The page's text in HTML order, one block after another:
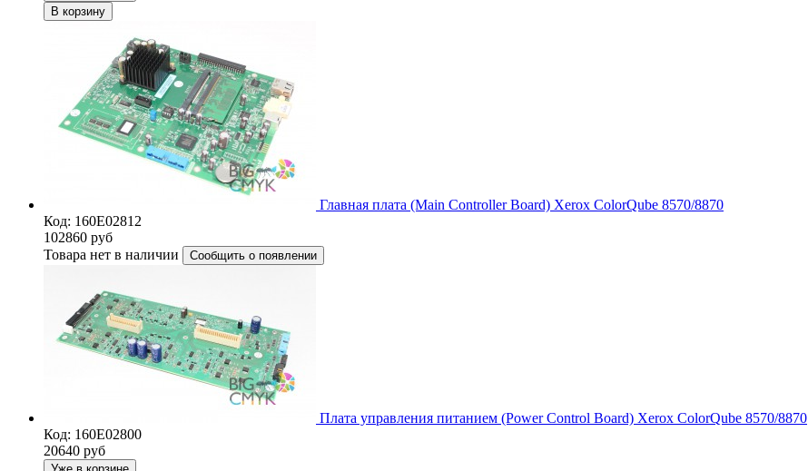
В корзину
Главная плата (Main Controller Board) Xerox ColorQube 8570/8870
Код: 160E02812
102860 руб
Товара нет в наличии
Сообщить о появлении
Плата управления питанием (Power Control Board) Xerox ColorQube 8570/8870
Код: 160E02800
20640 руб